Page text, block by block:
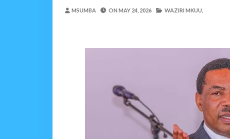
Maisha Yangu Yalikuwa
Umaskini Na Madeni
Nilitafuta Mtoto Kwa
Aug 06 2026
NAIBU WAZIRI CHANDE
OSCAR ASSENGA Aug 06 2026
SERIKALI YASISITIZA
MSUMBA ON MAY 24, 2026 WAZIRI MKUU,